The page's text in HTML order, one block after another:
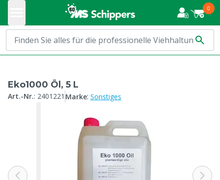
0
Eko1000 Öl, 5 L
Art.-Nr.: 2401221 Marke: Sonstiges